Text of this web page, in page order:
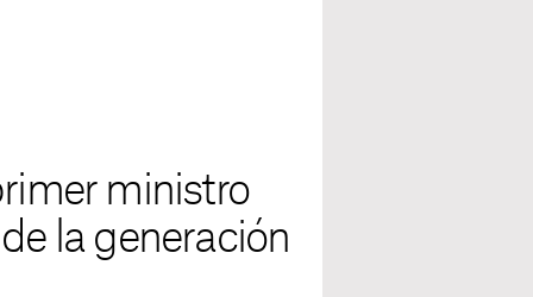
ministro
la generación